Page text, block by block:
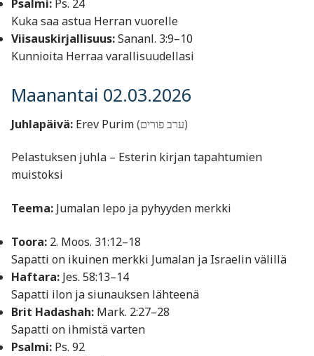
Psalmi: Ps. 24
Kuka saa astua Herran vuorelle
Viisauskirjallisuus:Sananl. 3:9–10
Kunnioita Herraa varallisuudellasi
Maanantai 02.03.2026
Juhlapäivä: Erev Purim (ערב פורים)
Pelastuksen juhla – Esterin kirjan tapahtumien
muistoksi
Teema: Jumalan lepo ja pyhyyden merkki
Toora: 2. Moos. 31:12–18
Sapatti on ikuinen merkki Jumalan ja Israelin välillä
Haftara: Jes. 58:13–14
Sapatti ilon ja siunauksen lähteenä
Brit Hadashah: Mark. 2:27–28
Sapatti on ihmistä varten
Psalmi: Ps. 92